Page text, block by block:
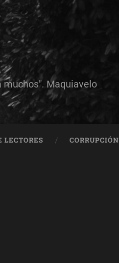
Maquiavelo
LECTORES CORRUPCIÓN